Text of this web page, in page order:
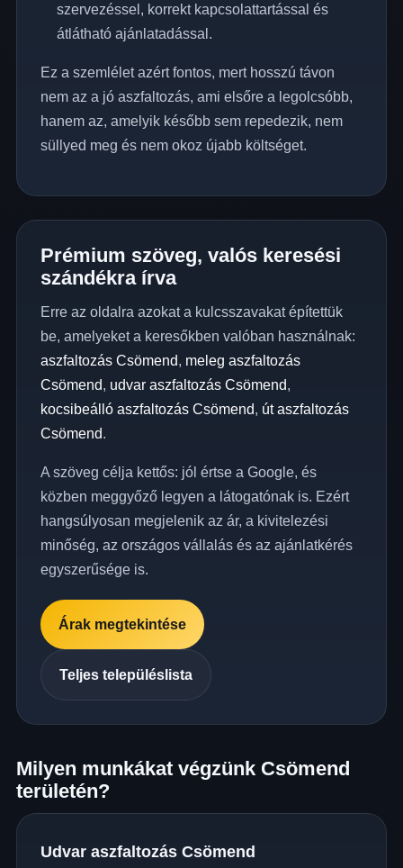
szervezéssel, korrekt kapcsolattartással és
átlátható ajánlatadással.
Ez a szemlélet azért fontos, mert hosszú távon
nem az a jó aszfaltozás, ami elsőre a legolcsóbb,
hanem az, amelyik később sem repedezik, nem
süllyed meg és nem okoz újabb költséget.
Prémium szöveg, valós keresési
szándékra írva
Erre az oldalra azokat a kulcsszavakat építettük
be, amelyeket a keresőkben valóban használnak:
aszfaltozás Csömend, meleg aszfaltozás
Csömend, udvar aszfaltozás Csömend,
kocsibeálló aszfaltozás Csömend, út aszfaltozás
Csömend.
A szöveg célja kettős: jól értse a Google, és
közben meggyőző legyen a látogatónak is. Ezért
hangsúlyosan megjelenik az ár, a kivitelezési
minőség, az országos vállalás és az ajánlatkérés
egyszerűsége is.
Árak megtekintése
Teljes településlista
Milyen munkákat végzünk Csömend
területén?
Udvar aszfaltozás Csömend